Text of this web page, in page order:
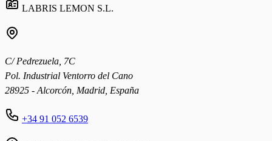
LABRIS LEMON S.L.
C/ Pedrezuela, 7C
Pol. Industrial Ventorro del Cano
28925 - Alcorcón, Madrid, España
+34 91 052 6539